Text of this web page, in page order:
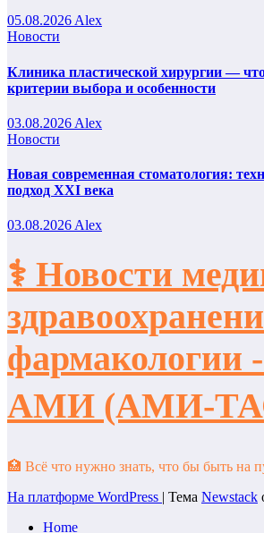
05.08.2026 Alex
Новости
Клиника пластической хирургии —
критерии выбора и особенности
03.08.2026 Alex
Новости
Новая современная стоматология:
подход XXI века
03.08.2026Alex
⚕️ Новости
фармакологии
АМИ (АМИ-
🏥 Всё что нужно знать, что бы быть на
На платформе WordPress | Тема Newstack
Home